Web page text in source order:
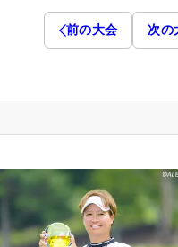
前の大会 次の